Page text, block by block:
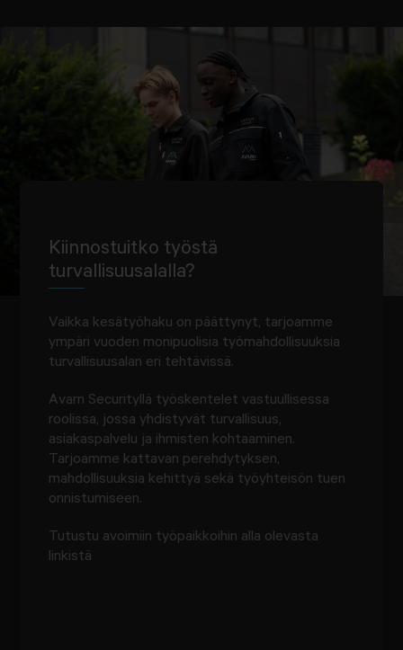
Kiinnostuitko työstä
turvallisuusalalla?
Vaikka kesätyöhaku on päättynyt, tarjoamme
ympäri vuoden monipuolisia työmahdollisuuksia
turvallisuusalan eri tehtävissä.
Avarn Securityllä työskentelet vastuullisessa
roolissa, jossa yhdistyvät turvallisuus,
asiakaspalvelu ja ihmisten kohtaaminen.
Tarjoamme kattavan perehdytyksen,
mahdollisuuksia kehittyä sekä työyhteisön tuen
onnistumiseen.
Tutustu avoimiin työpaikkoihin alla olevasta
linkistä